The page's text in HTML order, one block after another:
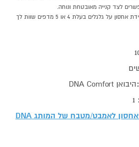
לצד קנייה מאובטחת ונוחה.
אצלנו, קניות באינטרנט של יחידת אחסון על גלגלים בעלת 4 או 5 מדפים שוות לך
היבואן DNA Comfort
1
אחסון לאמבט/מטבח של המותג DNA